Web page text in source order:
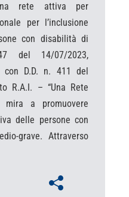
rete attiva per
per l’inclusione
con disabilità di
del 14/07/2023,
con D.D. n. 411 del
R.A.I. – “Una Rete
mira a promuovere
delle persone con
grave. Attraverso